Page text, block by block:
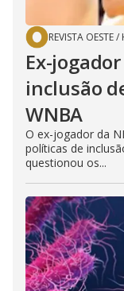
REVISTA OESTE/
Ex-
inclusão
WNBA
O ex-jogador da
políticas de
questionou os...